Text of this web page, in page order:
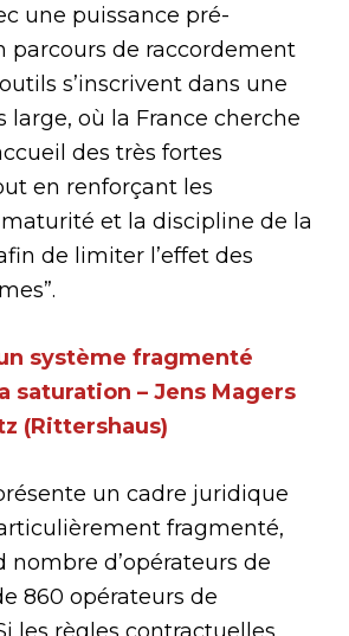
une puissance pré-
parcours de raccordement
s’inscrivent dans une
large, où la France cherche
des très fortes
en renforçant les
et la discipline de la
de limiter l’effet des
système fragmenté
saturation – Jens Magers
(Rittershaus)
un cadre juridique
fragmenté,
nombre d’opérateurs de
860 opérateurs de